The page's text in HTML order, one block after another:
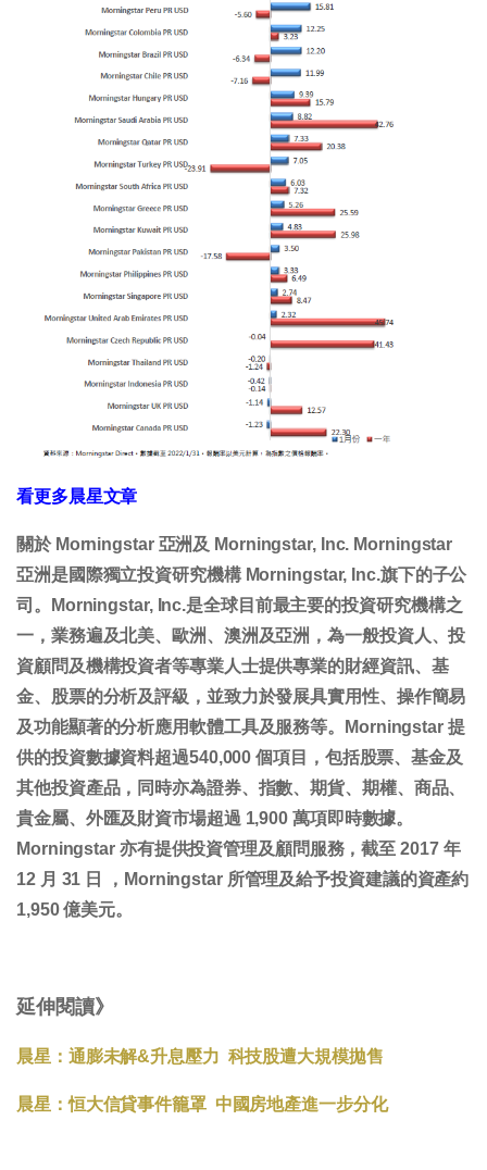
看更多晨星文章
關於 Morningstar 亞洲及 Morningstar, Inc. Morningstar
亞洲是國際獨立投資研究機構 Morningstar, Inc.旗下的子公
司。Morningstar, Inc.是全球目前最主要的投資研究機構之
一，業務遍及北美、歐洲、澳洲及亞洲，為一般投資人、投
資顧問及機構投資者等專業人士提供專業的財經資訊、基
金、股票的分析及評級，並致力於發展具實用性、操作簡易
及功能顯著的分析應用軟體工具及服務等。Morningstar 提
供的投資數據資料超過540,000 個項目，包括股票、基金及
其他投資產品，同時亦為證券、指數、期貨、期權、商品、
貴金屬、外匯及財資市場超過 1,900 萬項即時數據。
Morningstar 亦有提供投資管理及顧問服務，截至 2017 年
12 月 31 日 ，Morningstar 所管理及給予投資建議的資產約
1,950 億美元。
延伸閱讀》
晨星：通膨未解&升息壓力 科技股遭大規模拋售
晨星：恒大信貸事件籠罩 中國房地產進一步分化